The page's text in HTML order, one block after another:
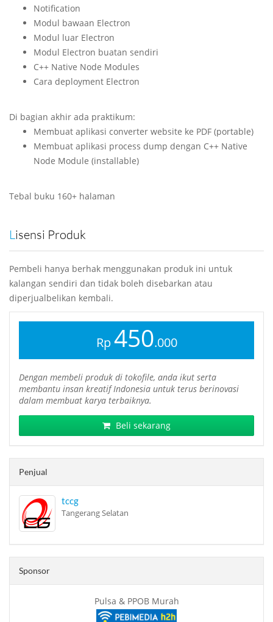
Notification
Modul bawaan Electron
Modul luar Electron
Modul Electron buatan sendiri
C++ Native Node Modules
Cara deployment Electron
Di bagian akhir ada praktikum:
Membuat aplikasi converter website ke PDF (portable)
Membuat aplikasi process dump dengan C++ Native
Node Module (installable)
Tebal buku 160+ halaman
Lisensi Produk
Pembeli hanya berhak menggunakan produk ini untuk
kalangan sendiri dan tidak boleh disebarkan atau
diperjualbelikan kembali.
Rp450.000
Dengan membeli produk di tokofile, anda ikut serta
membantu insan kreatif Indonesia untuk terus berinovasi
dalam membuat karya terbaiknya.
Beli sekarang
Penjual
tccg
Tangerang Selatan
Sponsor
Pulsa & PPOB Murah